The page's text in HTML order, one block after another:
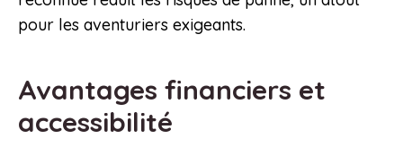
pour les aventuriers exigeants.
Avantages financiers et
accessibilité